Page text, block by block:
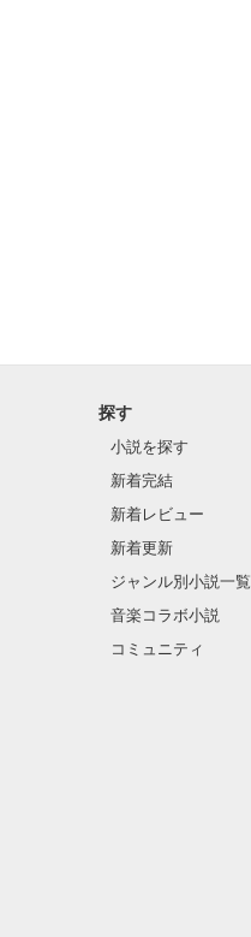
探す
小説を探す
新着完結
新着レビュー
新着更新
ジャンル別小説一覧
音楽コラボ小説
コミュニティ